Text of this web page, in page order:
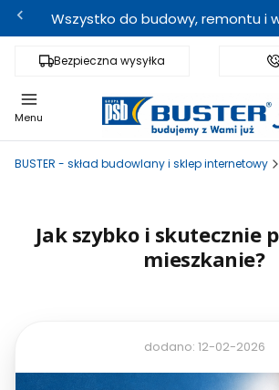
Wszystko do budowy, remontu i
Bezpieczna wysyłka
Menu
BUSTER - skład budowlany i sklep internetowy
Jak szybko i skutecznie
mieszkanie?
dodano: 12-02-2026